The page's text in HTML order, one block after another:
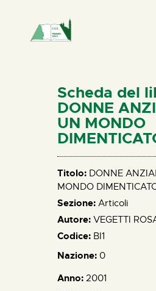
HOME
CHI SIAMO
NEWS
PERCORSI
ELISA SALERNO
CONTATTI
Scheda del
DONNE
UN MONDO
Titolo: DONNE
MONDO
Sezione: Articoli
Autore: VEGETTI
Codice: BI1
Nazione: 0
Anno: 2001